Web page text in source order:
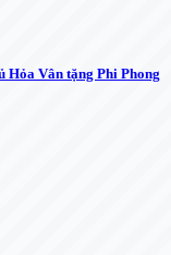
Hỏa Vân tặng Phi Phong